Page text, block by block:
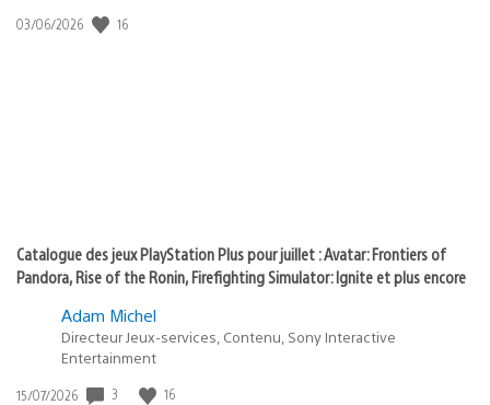
:
Date
03/06/2026 16
Catalogue des jeux PlayStation Plus pour juillet : Avatar: Frontiers of
Pandora, Rise of the Ronin, Firefighting Simulator: Ignite et plus encore
Adam Michel
Directeur Jeux-services, Contenu, Sony Interactive
Entertainment
Date
15/07/2026 3 16